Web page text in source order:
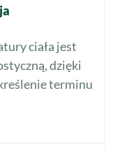
ciała jest
dzięki
terminu